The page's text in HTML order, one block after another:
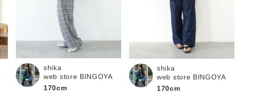
shika
web store BINGOYA
170cm
shika
web store BINGOYA
170cm